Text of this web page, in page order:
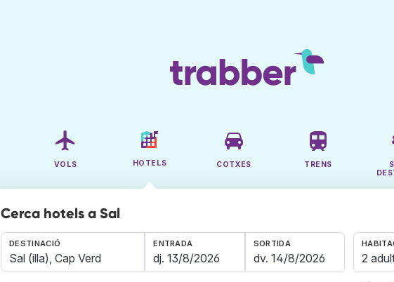
VOLS HOTELS COTXES TRENS
Cerca hotels a Sal
DESTINACIÓ ENTRADA SORTIDA
2